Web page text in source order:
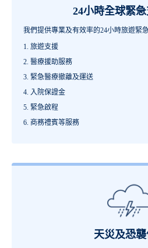
24小時全球緊
我們提供專業及有效率的24小時旅遊緊
旅遊支援
醫療援助服務
緊急醫療撤離及運送
入院保證金
緊急啟程
商務禮賓等服務
天災及恐